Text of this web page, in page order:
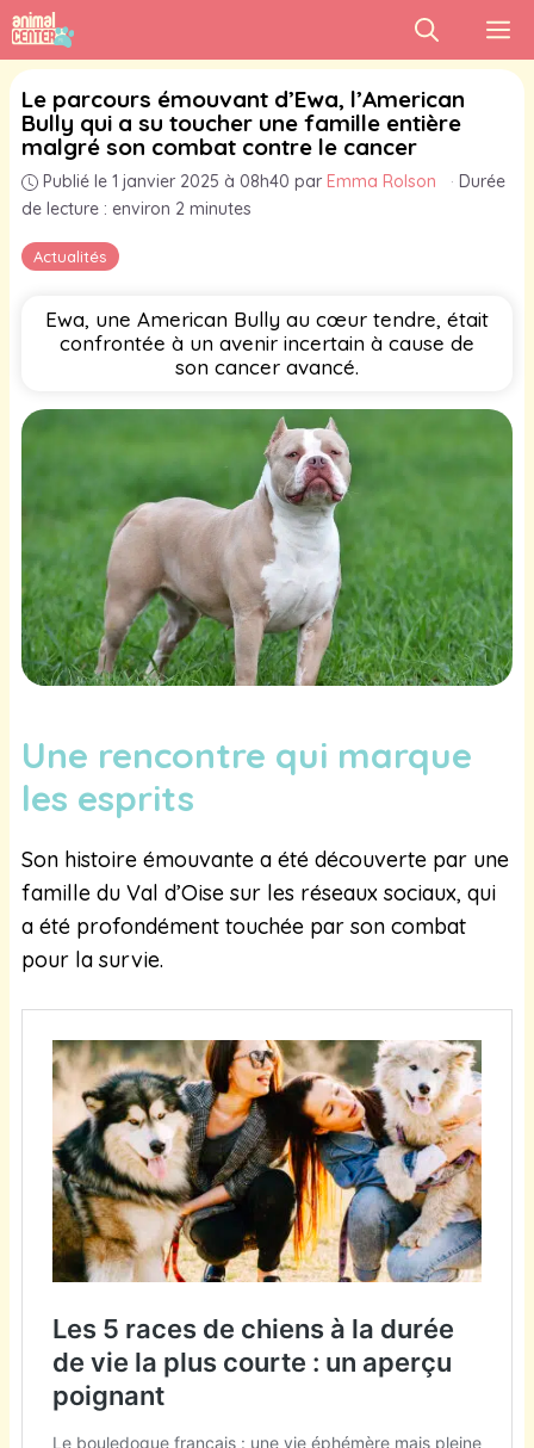
Aller
au
contenu
Actualités
Le parcours émouvant d’Ewa, l’American
Bully qui a su toucher une famille entière
malgré son combat contre le cancer
Publié le 1 janvier 2025 à 08h40 par Emma Rolson · Durée
de lecture : environ 2 minutes
Ewa, une American Bully au cœur tendre, était
confrontée à un avenir incertain à cause de
son cancer avancé.
Une rencontre qui marque
les esprits
Son histoire émouvante a été découverte par une
famille du Val d’Oise sur les réseaux sociaux, qui
a été profondément touchée par son combat
pour la survie.